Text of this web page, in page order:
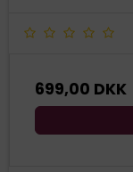
699,00 DKK